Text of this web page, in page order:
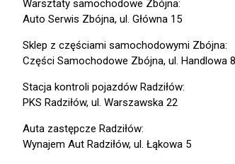
Warsztaty samochodowe Zbójna:
Auto Serwis Zbójna, ul. Główna 15
Sklep z częściami samochodowymi Zbójna:
Części Samochodowe Zbójna, ul. Handlowa 8
Stacja kontroli pojazdów Radziłów:
PKS Radziłów, ul. Warszawska 22
Auta zastępcze Radziłów:
Wynajem Aut Radziłów, ul. Łąkowa 5